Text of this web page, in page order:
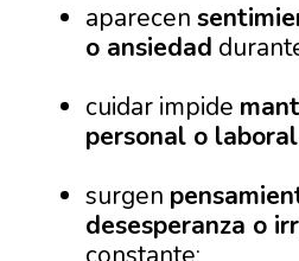
aparecen
o ansiedad
cuidar impide
personal o laboral
surgen
desesperanza o